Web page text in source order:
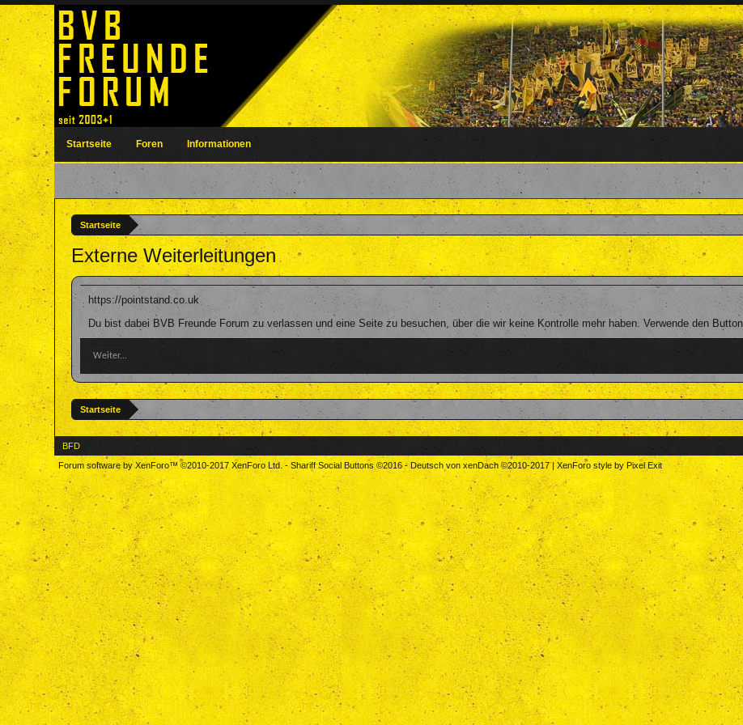
Startseite
Externe Weiterleitungen
https://pointstand.co.uk
Du bist dabei BVB Freunde Forum zu verlassen und eine Seite zu besuchen, über die wir keine Kontrolle mehr haben. Verwende den
Weiter...
Startseite
Startseite Foren Informationen
BFD
Forum software by XenForo™©2010-2017 XenForo Ltd. -Shariff Social Buttons©2016-Deutsch von xenDach©2010-2017 | XenForo style by Pixel Exit